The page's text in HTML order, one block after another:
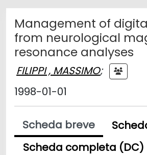
Management of
from neurological
resonance analyses
FILIPPI , MASSIMO;
1998-01-01
Scheda breve
Scheda completa (DC)